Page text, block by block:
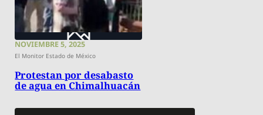
NOVIEMBRE 5, 2025
El Monitor Estado de México
Protestan por desabasto
de agua en Chimalhuacán